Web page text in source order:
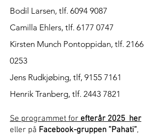
Bodil Larsen, tlf. 6094 9087
Camilla Ehlers, tlf. 6177 0747
Kirsten Munch Pontoppidan, tlf. 2166
0253
Jens Rudkjøbing, tlf, 9155 7161
Henrik Tranberg, tlf. 2443 7821
Se programmet forefterår 2025 her
eller på Facebook-gruppen ”Pahati”,